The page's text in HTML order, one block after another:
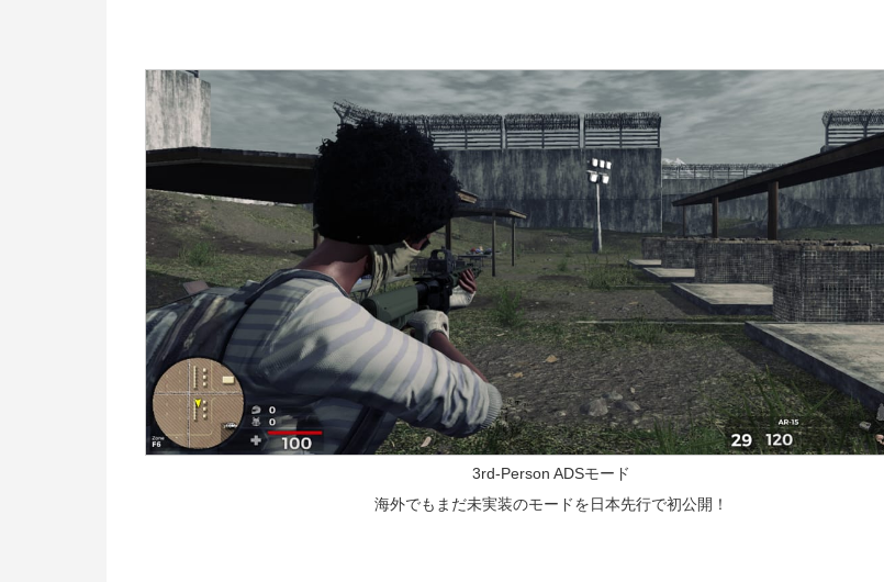
3rd-Person ADSモード
海外でもまだ未実装のモードを日本先行で初公開！